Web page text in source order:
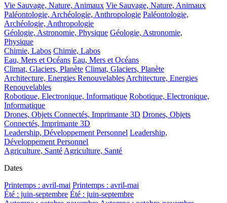
Vie Sauvage, Nature, Animaux Vie Sauvage, Nature, Animaux
Paléontologie, Archéologie, Anthropologie Paléontologie,
Archéologie, Anthropologie
Géologie, Astronomie, Physique Géologie, Astronomie,
Physique
Chimie, Labos Chimie, Labos
Eau, Mers et Océans Eau, Mers et Océans
Climat, Glaciers, Planète Climat, Glaciers, Planète
Architecture, Energies Renouvelables Architecture, Energies
Renouvelables
Robotique, Electronique, Informatique Robotique, Electronique,
Informatique
Drones, Objets Connectés, Imprimante 3D Drones, Objets
Connectés, Imprimante 3D
Leadership, Développement Personnel Leadership,
Développement Personnel
Agriculture, Santé Agriculture, Santé
Dates
Printemps : avril-mai Printemps : avril-mai
Été : juin-septembre Été : juin-septembre